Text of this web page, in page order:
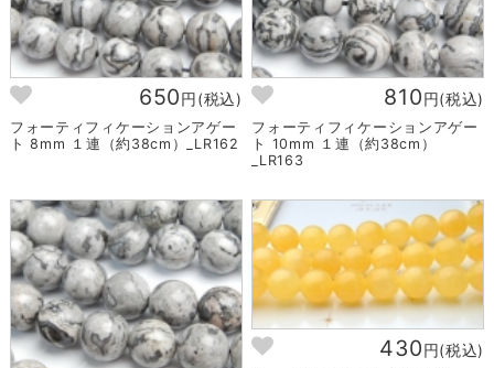
650円(税込)
フォーティフィケーションアゲー
ト 8mm １連（約38cm）_LR162
810円(税込)
フォーティフィケーションアゲー
ト 10mm １連（約38cm）
_LR163
430円(税込)